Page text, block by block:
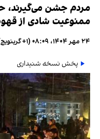
مردم جشن می‌گیرند،
ممنوعیت شادی از
۲۴ مهر ۱۴۰۴، ۰۸:۰۹ (‎+۱ گرینویچ)
پخش نسخه شنیداری